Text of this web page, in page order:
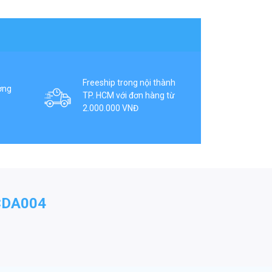
Freeship trong nội thành
TP. HCM với đơn hàng từ
2.000.000 VNĐ